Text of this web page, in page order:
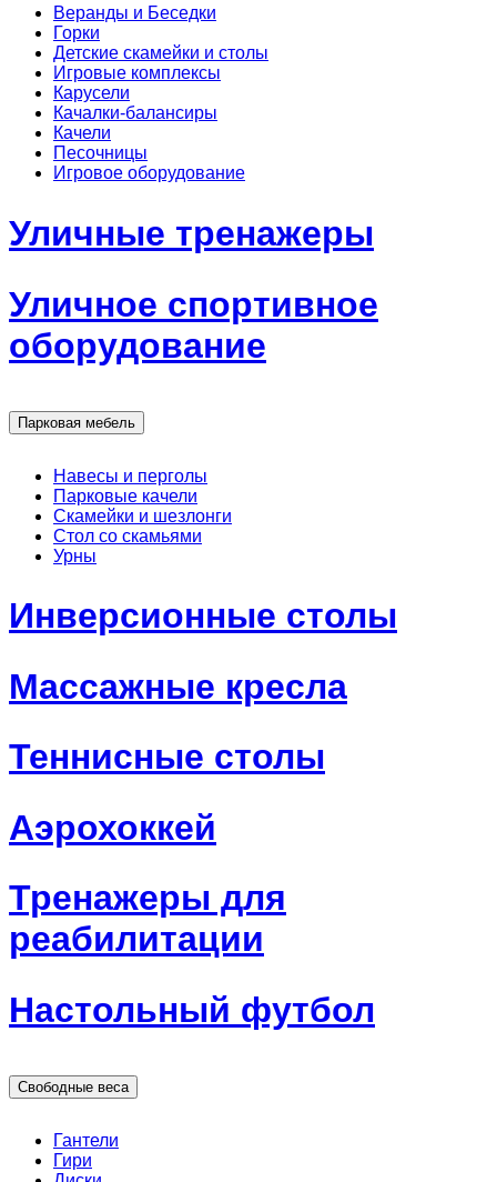
Веранды и Беседки
Горки
Детские скамейки и столы
Игровые комплексы
Карусели
Качалки-балансиры
Качели
Песочницы
Игровое оборудование
Уличные тренажеры
Уличное спортивное
оборудование
Парковая мебель
Навесы и перголы
Парковые качели
Скамейки и шезлонги
Стол со скамьями
Урны
Инверсионные столы
Массажные кресла
Теннисные столы
Аэрохоккей
Тренажеры для
реабилитации
Настольный футбол
Свободные веса
Гантели
Гири